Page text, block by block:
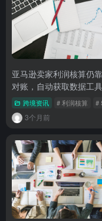
亚马逊卖家利润核算仍
对账，自动获取数据工
营刚需
跨境资讯 # 利润核算 #
3个月前